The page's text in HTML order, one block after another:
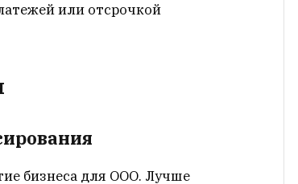
или отсрочкой
бизнеса для ООО. Лучше